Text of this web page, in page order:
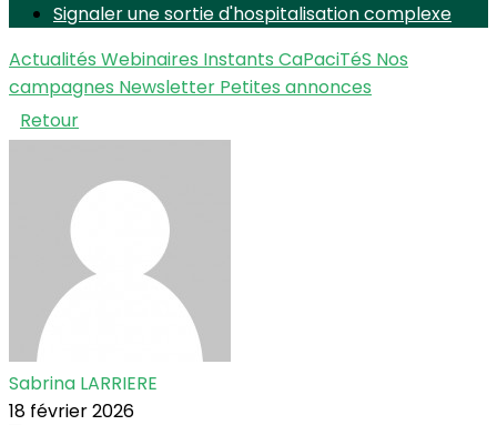
Signaler une sortie d'hospitalisation complexe
Actualités Webinaires Instants CaPaciTéS Nos
campagnes Newsletter Petites annonces
Retour
Sabrina LARRIERE
18 février 2026